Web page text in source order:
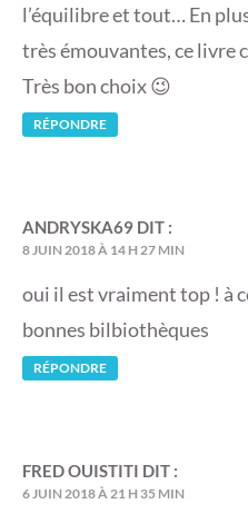
l’équilibre et tout… En
très émouvantes, ce livre
Très bon choix 😉
RÉPONDRE
ANDRYSKA69 DIT :
8 JUIN 2018 À 14 H 27 MIN
oui il est vraiment top ! à
bonnes bilbiothèques
RÉPONDRE
FRED OUISTITI DIT :
6 JUIN 2018 À 21 H 35 MIN